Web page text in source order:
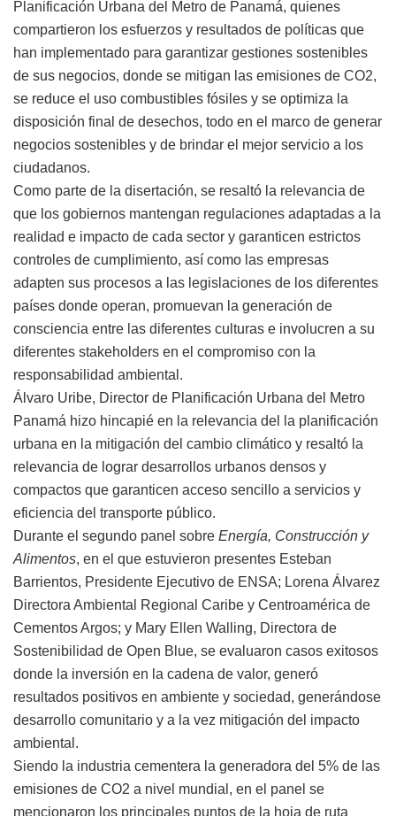
Planificación Urbana del Metro de Panamá, quienes
compartieron los esfuerzos y resultados de políticas que
han implementado para garantizar gestiones sostenibles
de sus negocios, donde se mitigan las emisiones de CO2,
se reduce el uso combustibles fósiles y se optimiza la
disposición final de desechos, todo en el marco de generar
negocios sostenibles y de brindar el mejor servicio a los
ciudadanos.
Como parte de la disertación, se resaltó la relevancia de
que los gobiernos mantengan regulaciones adaptadas a la
realidad e impacto de cada sector y garanticen estrictos
controles de cumplimiento, así como las empresas
adapten sus procesos a las legislaciones de los diferentes
países donde operan, promuevan la generación de
consciencia entre las diferentes culturas e involucren a su
diferentes stakeholders en el compromiso con la
responsabilidad ambiental.
Álvaro Uribe, Director de Planificación Urbana del Metro
Panamá hizo hincapié en la relevancia del la planificación
urbana en la mitigación del cambio climático y resaltó la
relevancia de lograr desarrollos urbanos densos y
compactos que garanticen acceso sencillo a servicios y
eficiencia del transporte público.
Durante el segundo panel sobre Energía, Construcción y
Alimentos, en el que estuvieron presentes Esteban
Barrientos, Presidente Ejecutivo de ENSA; Lorena Álvarez
Directora Ambiental Regional Caribe y Centroamérica de
Cementos Argos; y Mary Ellen Walling, Directora de
Sostenibilidad de Open Blue, se evaluaron casos exitosos
donde la inversión en la cadena de valor, generó
resultados positivos en ambiente y sociedad, generándose
desarrollo comunitario y a la vez mitigación del impacto
ambiental.
Siendo la industria cementera la generadora del 5% de las
emisiones de CO2 a nivel mundial, en el panel se
mencionaron los principales puntos de la hoja de ruta